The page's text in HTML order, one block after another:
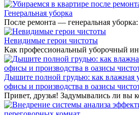
Генеральная уборка
После ремонта — генеральная уборка:
Невидимые герои чистоты
Как профессиональный уборочный
Дышите полной грудью: как влажная
офисы и производства в оазисы
Привет, друзья! Задумывались ли вы